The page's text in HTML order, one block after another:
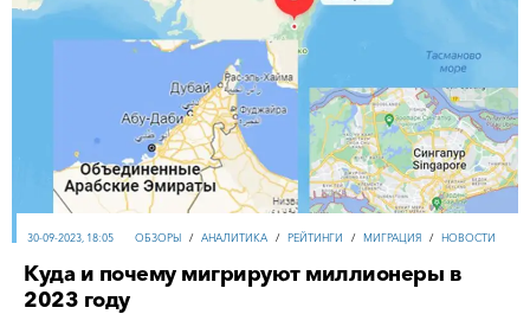
ОБЗОРЫ / АНАЛИТИКА / РЕЙТИНГИ / МИГРАЦИЯ / НОВОСТИ
30-09-2023, 18:05
Куда и почему мигрируют миллионеры в
2023 году